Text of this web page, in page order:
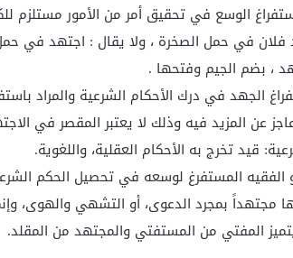
الوسع في تحقيق أمر من الأمور مستلزم
في حمل الصخرة ، ولا يقال : اجتهد في حمل
، بضم الجيم وفتحها .
الجهد في درك الأحكام الشرعية والمراد
عن المزيد فيه وذلك لا يعتبر المقصر في
قيد تخرج به الأحكام العقلية، واللغوية.
الفقيه المستفرغ لوسعه في تحصيل الحكم
مجتهداً بمجرد الدعوى، أو التشهي والهوى،
المفتي من المستفتي والمجتهد من المقلد.